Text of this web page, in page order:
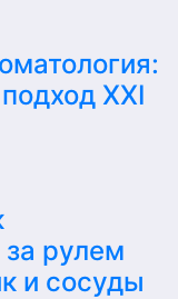
XXI
рулем
и сосуды